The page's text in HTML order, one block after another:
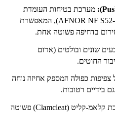
): מערכת בטיחות העומדת
AFNOR NF), המאפשרת
בדחיפה פשוטה אחת.
שונים ובולטים (אדום
החוטים.
צפיפות כפולה המספק אחיזה נוחה
בידיים רטובות.
קלאמ-קליט (Clamcleat) פשוטה